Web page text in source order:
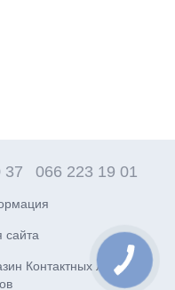
37 066 223 19 01
сайта
Контактных линз и